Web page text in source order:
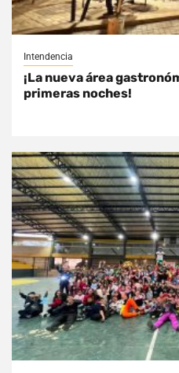
Intendencia
¡La nueva área
primeras noches!